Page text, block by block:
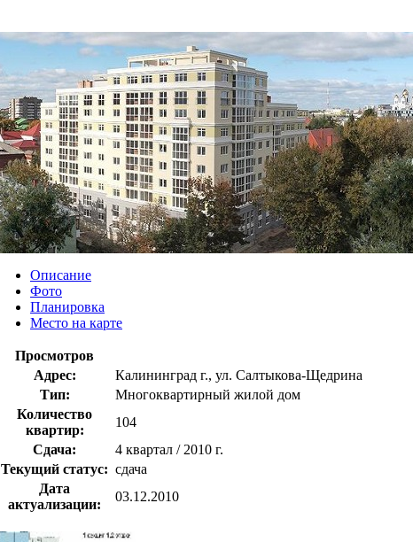
Описание
Фото
Планировка
Место на карте
Просмотров
Адрес:
Калининград г., ул. Салтыкова-Щедрина
Тип:
Многоквартирный жилой дом
Количество
квартир:
104
Сдача:
4 квартал / 2010 г.
Текущий статус: сдача
Дата
актуализации:
03.12.2010